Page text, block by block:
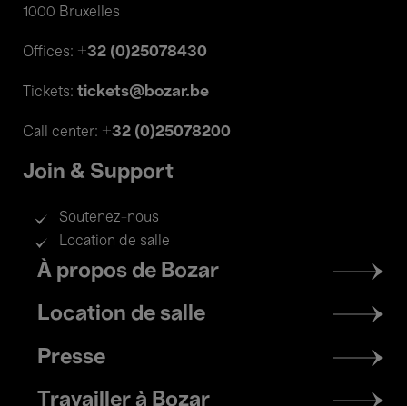
1000 Bruxelles
Offices: +32 (0)25078430
Tickets: tickets@bozar.be
Call center: +32 (0)25078200
Join & Support
Soutenez-nous
Location de salle
Footer
menu
À propos de Bozar
Location de salle
Presse
Travailler à Bozar